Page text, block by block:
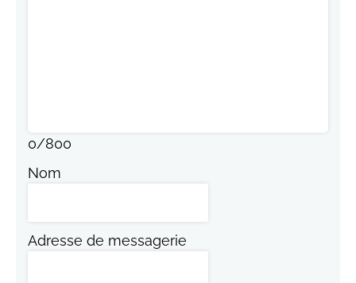
0/800
Nom
Adresse de messagerie